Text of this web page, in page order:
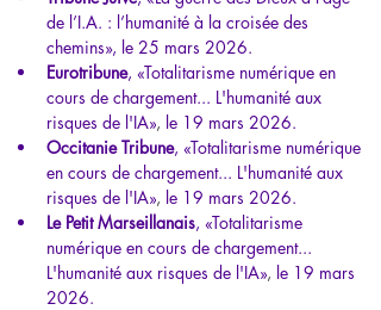
de l’I.A. : l’humanité à la croisée des
chemins», le 25 mars 2026.
Eurotribune, «Totalitarisme numérique en
cours de chargement... L'humanité aux
risques de l'IA», le 19 mars 2026.
Occitanie Tribune, «Totalitarisme numérique
en cours de chargement... L'humanité aux
risques de l'IA», le 19 mars 2026.
Le Petit Marseillanais, «Totalitarisme
numérique en cours de chargement...
L'humanité aux risques de l'IA», le 19 mars
2026.